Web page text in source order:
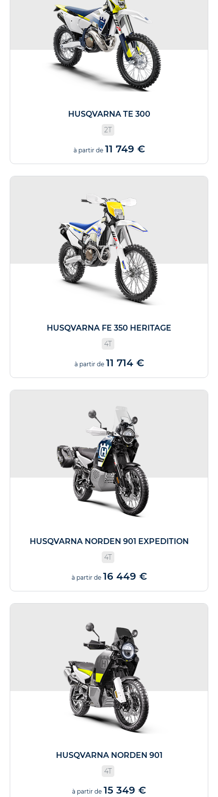
HUSQVARNA TE 300
2T
à partir de 11 749 €
HUSQVARNA FE 350 HERITAGE
4T
à partir de 11 714 €
HUSQVARNA NORDEN 901 EXPEDITION
4T
à partir de 16 449 €
HUSQVARNA NORDEN 901
4T
à partir de 15 349 €